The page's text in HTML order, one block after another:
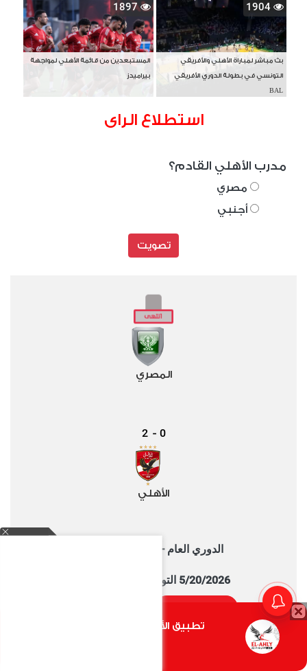
1904
بث مباشر لمباراة الأهلي والأفريقي
التونسي في بطولة الدوري الأفريقي
BAL
1897
المستبعدين من قائمة الأهلي لمواجهة
بيراميدز
استطلاع الراى
مدرب الأهلي القادم؟
مصري
أجنبي
تصويت
المصري
0
-
2
الأهلي
الدوري العام - 2025/2026
5/20/2026 التوقيت 8:00 PM
تطبيق الأهلي.كوم متاح الأن